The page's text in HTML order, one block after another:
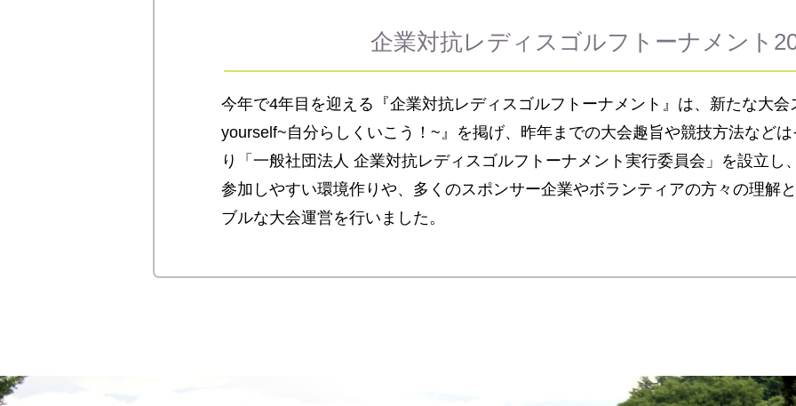
企業対抗レディスゴルフトーナメント
今年で4年目を迎える『企業対抗レディスゴルフトーナメント』は、新たな大
yourself~自分らしくいこう！~』を掲げ、昨年までの大会趣旨や競技方法など
り「一般社団法人 企業対抗レディスゴルフトーナメント実行委員会」を設立し
参加しやすい環境作りや、多くのスポンサー企業やボランティアの方々の理解
ブルな大会運営を行いました。